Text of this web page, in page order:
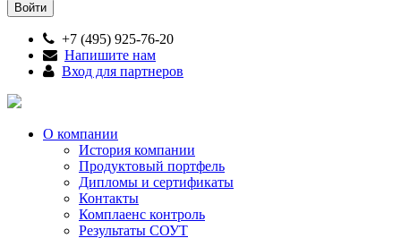
+7 (495) 925-76-20
Напишите нам
Вход для партнеров
О компании
История компании
Продуктовый портфель
Дипломы и сертификаты
Контакты
Комплаенс контроль
Результаты СОУТ